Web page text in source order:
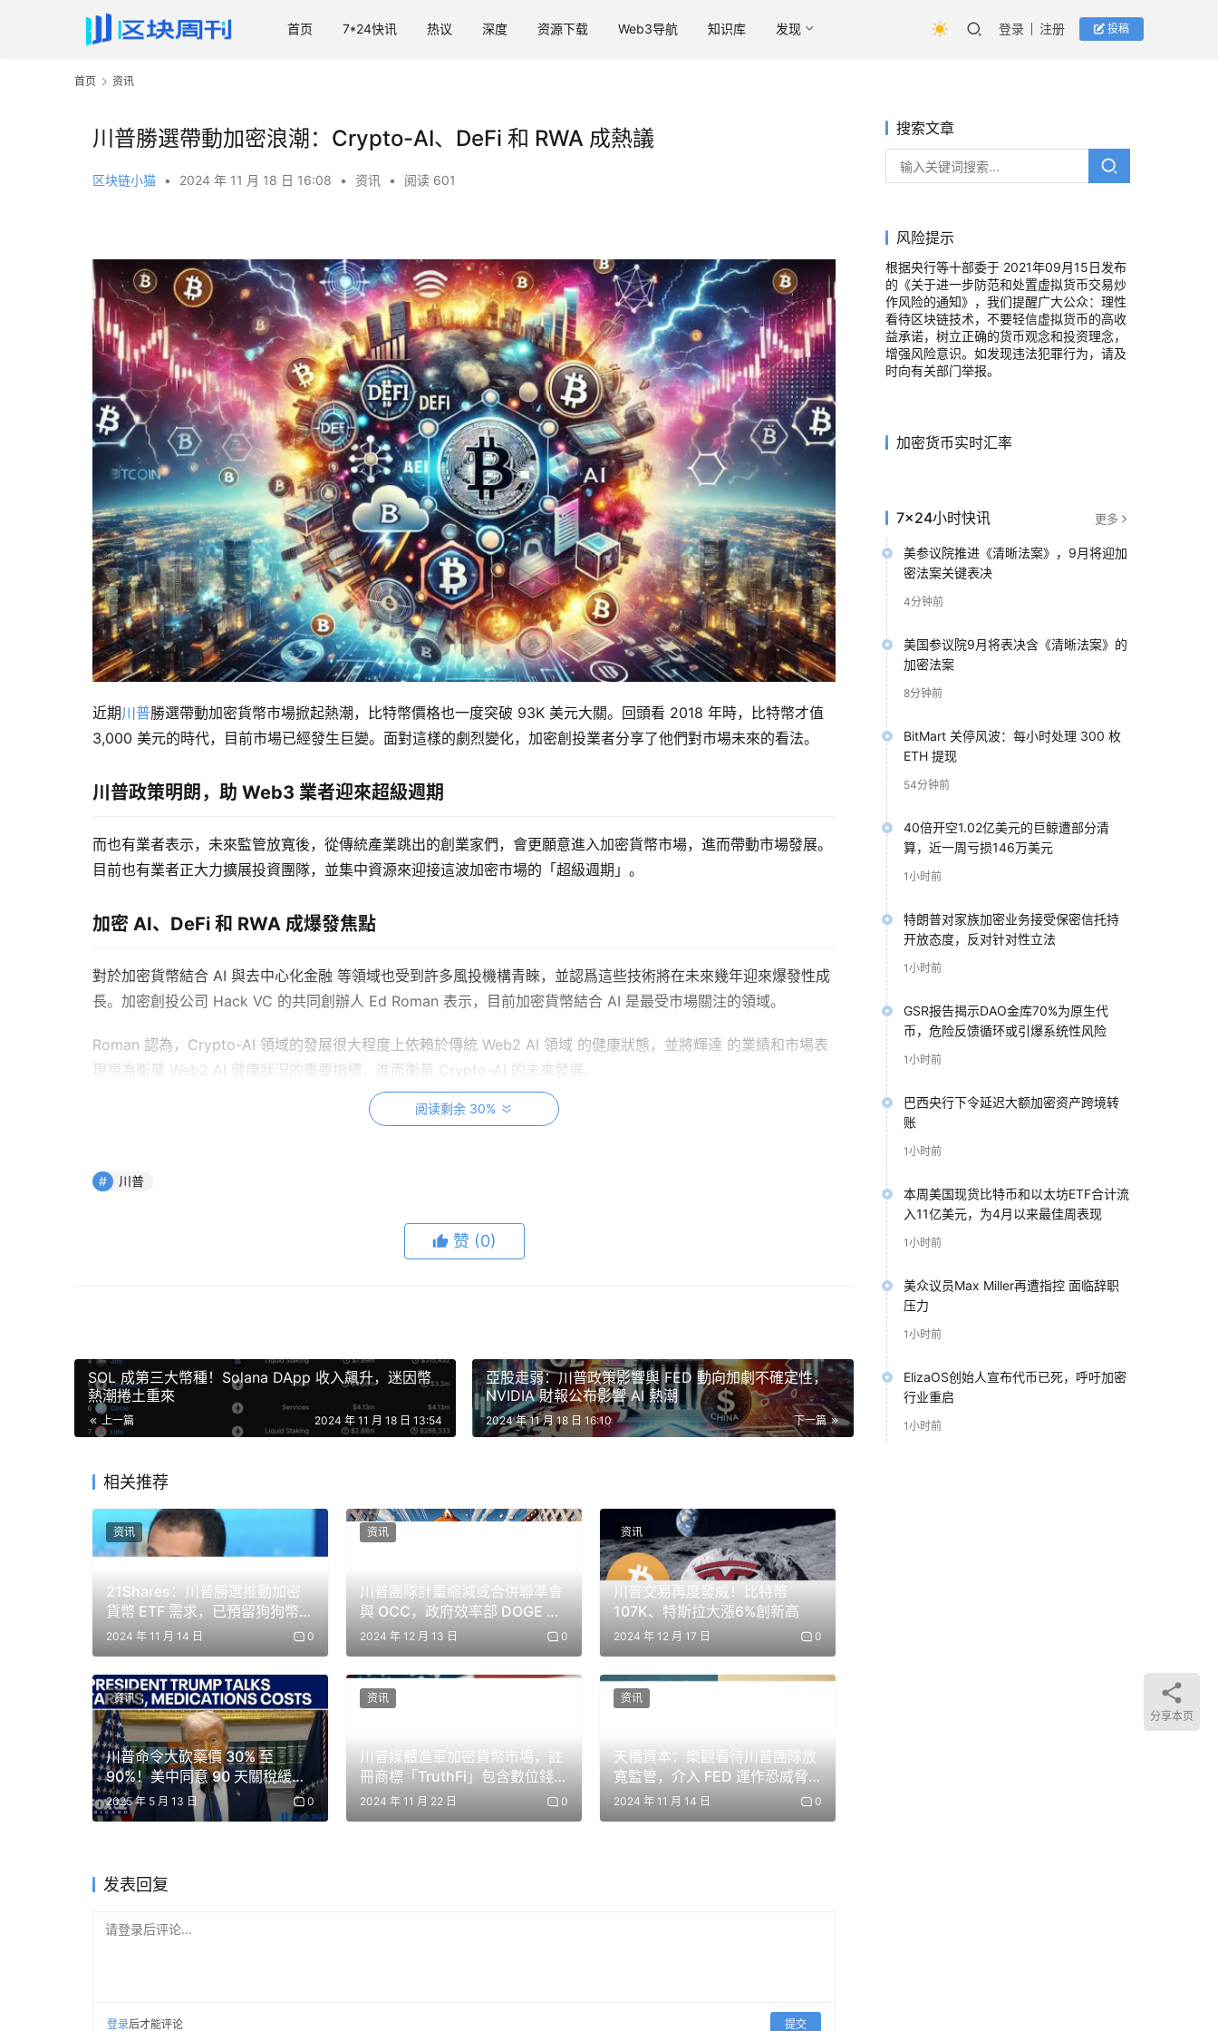
首页 7*24快讯 热议 深度 资源下载 Web3导航 知识库 发现 登录 注册 投稿
首页 资讯
川普勝選帶動加密浪潮：Crypto-AI、DeFi 和 RWA 成熱議
区块链小猫 • 2024 年 11 月 18 日 16:08 • 资讯 • 阅读 601
近期川普勝選帶動加密貨幣市場掀起熱潮，比特幣價格也一度突破 93K 美元大關。回頭看 2018 年時，比特幣才值
3,000 美元的時代，目前市場已經發生巨變。面對這樣的劇烈變化，加密創投業者分享了他們對市場未來的看法。
川普政策明朗，助 Web3 業者迎來超級週期
而也有業者表示，未來監管放寬後，從傳統產業跳出的創業家們，會更願意進入加密貨幣市場，進而帶動市場發展。
目前也有業者正大力擴展投資團隊，並集中資源來迎接這波加密市場的「超級週期」。
加密 AI、DeFi 和 RWA 成爆發焦點
對於加密貨幣結合 AI 與去中心化金融 等領域也受到許多風投機構青睞，並認爲這些技術將在未來幾年迎來爆發性成
長。加密創投公司 Hack VC 的共同創辦人 Ed Roman 表示，目前加密貨幣結合 AI 是最受市場關注的領域。
Roman 認為，Crypto-AI 領域的發展很大程度上依賴於傳統 Web2 AI 領域 的健康狀態，並將輝達 的業績和市場表
現視為衡量 Web2 AI 健康狀況的重要指標，進而衡量 Crypto-AI 的未來發展。
此外，DeFi 也被認為是下一個具有爆發性的領域。有業者表示，DeFi 有望在收益和效率上超越傳統金融工具，並且
也進一步指出，目前也有 TradFi 機構開始利用去中心化交易所 作為媒介，將現實資產 上鏈。而針對穩定幣與支付方
消費應用與基礎設施潛力巨大，技術還是敘事引熱議
與此同時，基礎設施投資的觀點也引發分歧。有些加密業者看好再質押 與零知識 的潛力，認為這些技術是未來基礎
設施升級的關鍵要素。可也有人認為，隨著技術瓶頸不斷被突破，該領域的投資機會可能會陸續減少，市場趨於飽
和。而也有部分業者表示「品牌」與「敘事」能力才是成功關鍵，而非技術實力。
阅读剩余 30%
在做出任何投资决策之前进行独立研究或咨询合格的专业人士。
川普
赞 (0)
SOL 成第三大幣種！Solana DApp 收入飆升，迷因幣
熱潮捲土重來
上一篇 2024 年 11 月 18 日 13:54
亞股走弱：川普政策影響與 FED 動向加劇不確定性，
NVIDIA 財報公布影響 AI 熱潮
下一篇
2024 年 11 月 18 日 16:10
相关推荐
21Shares：川普勝選推動加密
貨幣 ETF 需求，已預留狗狗幣
ETF 交易代碼
2024 年 11 月 14 日 0
资讯
川普團隊計畫縮減或合併聯準會
與 OCC，政府效率部 DOGE 尋
求廢除 FDIC
2024 年 12 月 13 日 0
资讯
川普交易再度發威！比特幣
107K、特斯拉大漲6%創新高
2024 年 12 月 17 日 0
资讯
川普命令大砍藥價 30% 至
90%！美中同意 90 天關稅緩
衝，全力促成烏俄和談
2025 年 5 月 13 日 0
资讯
川普媒體進軍加密貨幣市場，註
冊商標「TruthFi」包含數位錢
包與加密支付服務
2024 年 11 月 22 日 0
资讯
天橋資本：樂觀看待川普團隊放
寬監管，介入 FED 運作恐威脅
美元地位
2024 年 11 月 14 日 0
资讯
发表回复
请登录后评论...
登录后才能评论 提交
搜索文章
风险提示
根据央行等十部委于 2021年09月15日发布
的《关于进一步防范和处置虚拟货币交易炒
作风险的通知》，我们提醒广大公众：理性
看待区块链技术，不要轻信虚拟货币的高收
益承诺，树立正确的货币观念和投资理念，
增强风险意识。如发现违法犯罪行为，请及
时向有关部门举报。
加密货币实时汇率
7×24小时快讯 更多
美参议院推进《清晰法案》，9月将迎加
密法案关键表决
4分钟前
美国参议院9月将表决含《清晰法案》的
加密法案
8分钟前
BitMart 关停风波：每小时处理 300 枚
ETH 提现
54分钟前
40倍开空1.02亿美元的巨鲸遭部分清
算，近一周亏损146万美元
1小时前
特朗普对家族加密业务接受保密信托持
开放态度，反对针对性立法
1小时前
GSR报告揭示DAO金库70%为原生代
币，危险反馈循环或引爆系统性风险
1小时前
巴西央行下令延迟大额加密资产跨境转
账
1小时前
本周美国现货比特币和以太坊ETF合计流
入11亿美元，为4月以来最佳周表现
1小时前
美众议员Max Miller再遭指控 面临辞职
压力
1小时前
ElizaOS创始人宣布代币已死，呼吁加密
行业重启
1小时前
分享本页